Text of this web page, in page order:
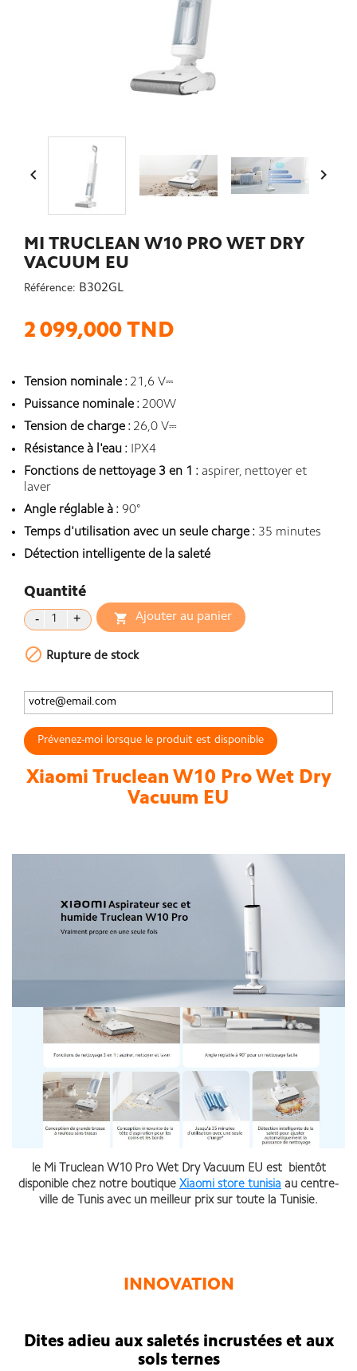
 
MI TRUCLEAN W10 PRO WET DRY
VACUUM EU
Référence: B302GL
2 099,000 TND
Tension nominale : 21,6 V⎓
Puissance nominale : 200W
Tension de charge : 26,0 V⎓
Résistance à l'eau : IPX4
Fonctions de nettoyage 3 en 1 : aspirer, nettoyer et
laver
Angle réglable à : 90°
Temps d'utilisation avec un seule charge : 35 minutes
Détection intelligente de la saleté
Quantité
 Ajouter au panier
 Rupture de stock
Prévenez-moi lorsque le produit est disponible
Xiaomi Truclean W10 Pro Wet Dry
Vacuum EU
le Mi Truclean W10 Pro Wet Dry Vacuum EU est bientôt
disponible chez notre boutique Xiaomi store tunisia au centre-
ville de Tunis avec un meilleur prix sur toute la Tunisie.
INNOVATION
Dites adieu aux saletés incrustées et aux
sols ternes